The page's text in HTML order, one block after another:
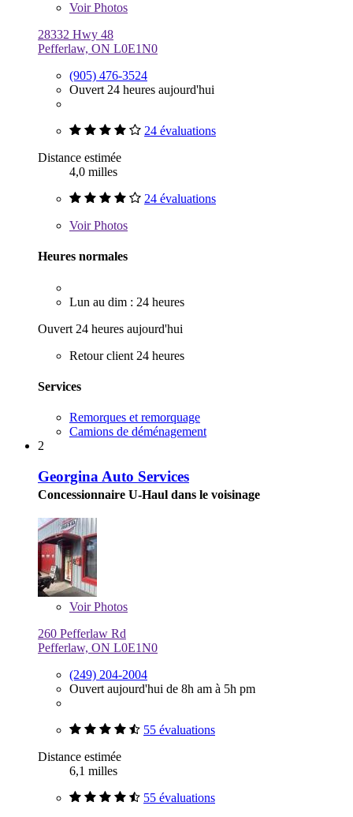
VoirPhotos
28332 Hwy 48
Pefferlaw, ON L0E1N0
(905) 476-3524
Ouvert 24 heures aujourd'hui
24 évaluations
Distance estimée
4,0 milles
24 évaluations
VoirPhotos
Heures normales
Lun au dim : 24 heures
Ouvert 24 heures aujourd'hui
Retour client 24 heures
Services
Remorques et remorquage
Camions de déménagement
2
Georgina Auto Services
Concessionnaire U-Haul dans le voisinage
VoirPhotos
260 Pefferlaw Rd
Pefferlaw, ON L0E1N0
(249) 204-2004
Ouvert aujourd'hui de 8h am à 5h pm
55 évaluations
Distance estimée
6,1 milles
55 évaluations